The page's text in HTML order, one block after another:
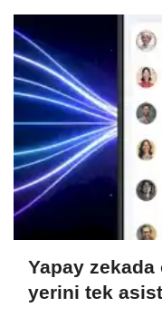
Yapay zekada
yerini tek